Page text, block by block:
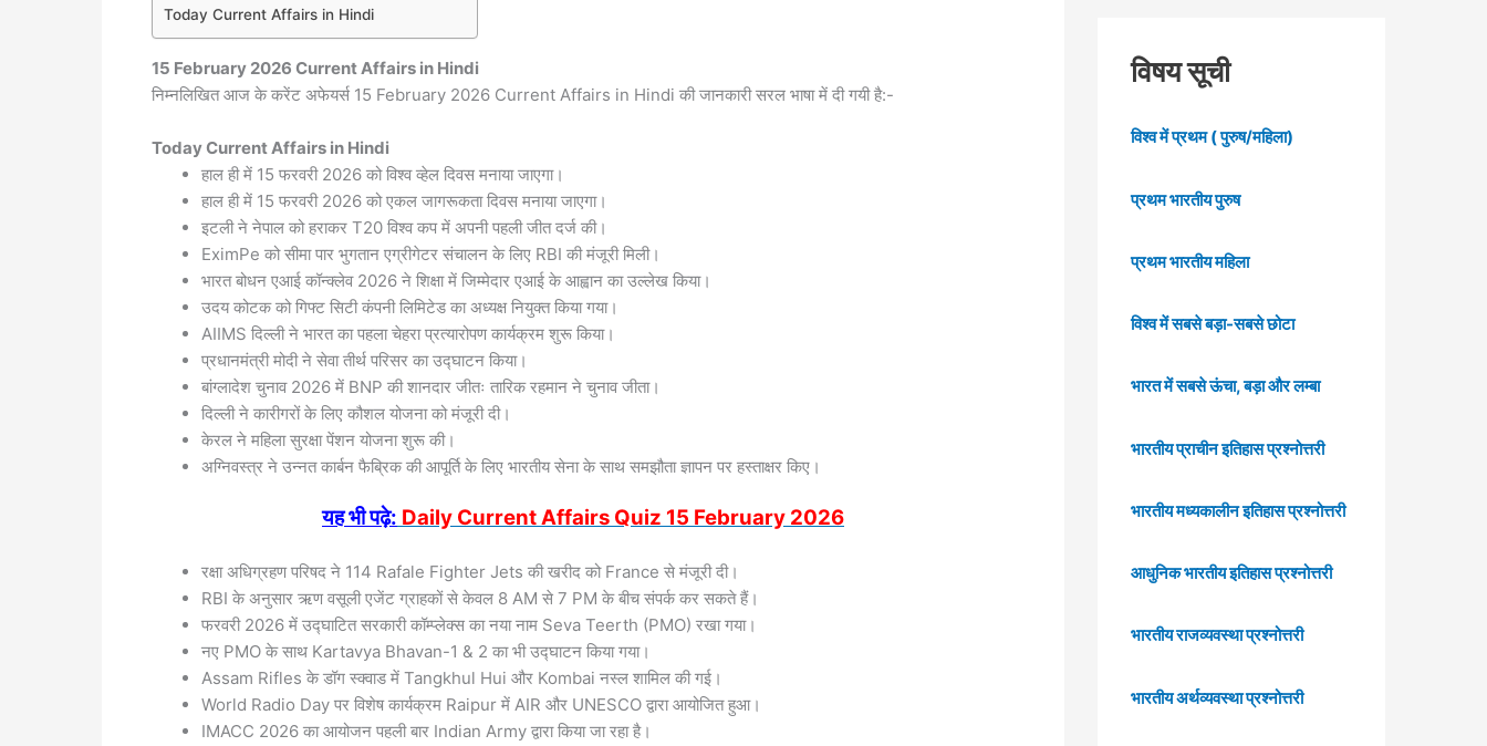
Today Current Affairs in Hindi
15 February 2026 Current Affairs in Hindi
निम्नलिखित आज के करेंट अफेयर्स 15 February 2026 Current Affairs in Hindi की जानकारी सरल भाषा में दी गयी है:-
TodayCurrent Affairs in Hindi
हाल ही में 15 फरवरी 2026 को विश्व व्हेल दिवस मनाया जाएगा।
हाल ही में 15 फरवरी 2026 को एकल जागरूकता दिवस मनाया जाएगा।
इटली ने नेपाल को हराकर T20 विश्व कप में अपनी पहली जीत दर्ज की।
EximPe को सीमा पार भुगतान एग्रीगेटर संचालन के लिए RBI की मंजूरी मिली।
भारत बोधन एआई कॉन्क्लेव 2026 ने शिक्षा में जिम्मेदार एआई के आह्वान का उल्लेख किया।
उदय कोटक को गिफ्ट सिटी कंपनी लिमिटेड का अध्यक्ष नियुक्त किया गया।
AIIMS दिल्ली ने भारत का पहला चेहरा प्रत्यारोपण कार्यक्रम शुरू किया।
प्रधानमंत्री मोदी ने सेवा तीर्थ परिसर का उद्घाटन किया।
बांग्लादेश चुनाव 2026 में BNP की शानदार जीतः तारिक रहमान ने चुनाव जीता।
दिल्ली ने कारीगरों के लिए कौशल योजना को मंजूरी दी।
केरल ने महिला सुरक्षा पेंशन योजना शुरू की।
अग्निवस्त्र ने उन्नत कार्बन फैब्रिक की आपूर्ति के लिए भारतीय सेना के साथ समझौता ज्ञापन पर हस्ताक्षर किए।
यह भी पढ़े: Daily Current Affairs Quiz 15 February 2026
रक्षा अधिग्रहण परिषद ने 114 Rafale Fighter Jets की खरीद को France से मंजूरी दी।
RBI के अनुसार ऋण वसूली एजेंट ग्राहकों से केवल 8 AM से 7 PM के बीच संपर्क कर सकते हैं।
फरवरी 2026 में उद्घाटित सरकारी कॉम्प्लेक्स का नया नाम Seva Teerth (PMO) रखा गया।
नए PMO के साथ Kartavya Bhavan-1 & 2 का भी उद्घाटन किया गया।
Assam Rifles के डॉग स्क्वाड में Tangkhul Hui और Kombai नस्ल शामिल की गई।
World Radio Day पर विशेष कार्यक्रम Raipur में AIR और UNESCO द्वारा आयोजित हुआ।
IMACC 2026 का आयोजन पहली बार Indian Army द्वारा किया जा रहा है।
विषय सूची
विश्व में प्रथम ( पुरुष/महिला)
प्रथम भारतीय पुरुष
प्रथम भारतीय महिला
विश्व में सबसे बड़ा-सबसे छोटा
भारत में सबसे ऊंचा, बड़ा और लम्बा
भारतीय प्राचीन इतिहास प्रश्नोत्तरी
भारतीय मध्यकालीन इतिहास प्रश्नोत्तरी
आधुनिक भारतीय इतिहास प्रश्नोत्तरी
भारतीय राजव्यवस्था प्रश्नोत्तरी
भारतीय अर्थव्यवस्था प्रश्नोत्तरी